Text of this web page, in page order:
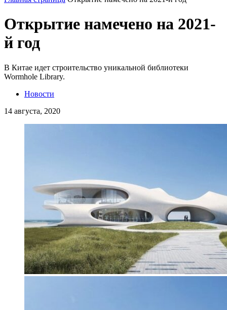
Открытие намечено на 2021-
й год
В Китае идет строительство уникальной библиотеки
Wormhole Library.
Новости
14 августа, 2020